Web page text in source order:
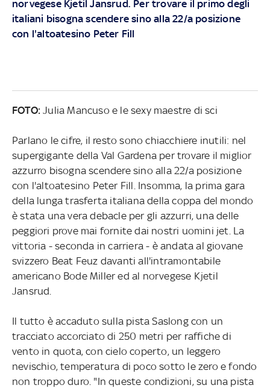
norvegese Kjetil Jansrud. Per trovare il primo degli
italiani bisogna scendere sino alla 22/a posizione
con l'altoatesino Peter Fill
FOTO:Julia Mancuso e le sexy maestre di sci
Parlano le cifre, il resto sono chiacchiere inutili: nel
supergigante della Val Gardena per trovare il miglior
azzurro bisogna scendere sino alla 22/a posizione
con l'altoatesino Peter Fill. Insomma, la prima gara
della lunga trasferta italiana della coppa del mondo
è stata una vera debacle per gli azzurri, una delle
peggiori prove mai fornite dai nostri uomini jet. La
vittoria - seconda in carriera - è andata al giovane
svizzero Beat Feuz davanti all'intramontabile
americano Bode Miller ed al norvegese Kjetil
Jansrud.
Il tutto è accaduto sulla pista Saslong con un
tracciato accorciato di 250 metri per raffiche di
vento in quota, con cielo coperto, un leggero
nevischio, temperatura di poco sotto le zero e fondo
non troppo duro. "In queste condizioni, su una pista